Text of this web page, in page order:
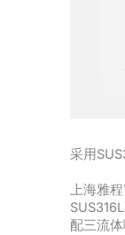
采用
上海雅
配三流体